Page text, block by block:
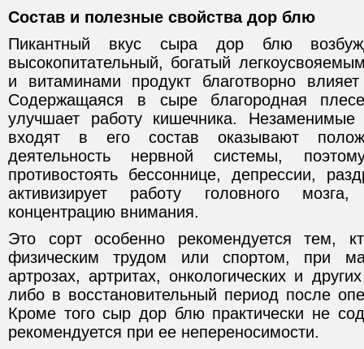
Состав и полезные свойства дор блю
Пикантный вкус сыра дор блю
высокопитательный, богатый
и витаминами продукт благотворно
Содержащаяся в сыре благородная
улучшает работу кишечника. Незаменимые
входят в его состав оказывают
деятельность нервной системы,
противостоять бессоннице, депрессии,
активизирует работу головного
концентрацию внимания.
Это сорт особенно рекомендуется тем,
физическим трудом или спортом, при
артрозах, артритах, онкологических и
либо в восстановительный период после
Кроме того сыр дор блю практически не
рекомендуется при ее непереносимости.